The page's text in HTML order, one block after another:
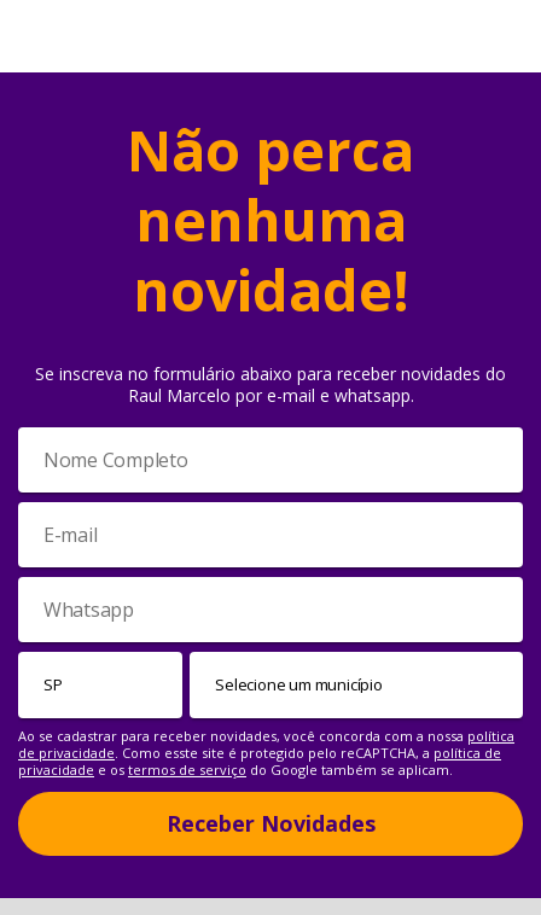
Não perca
nenhuma
novidade!
Se inscreva no formulário abaixo para receber novidades do
Raul Marcelo por e-mail e whatsapp.
Ao se cadastrar para receber novidades, você concorda com a nossa política
de privacidade . Como esste site é protegido pelo reCAPTCHA, a política de
privacidade e os termos de serviço do Google também se aplicam.
Receber Novidades